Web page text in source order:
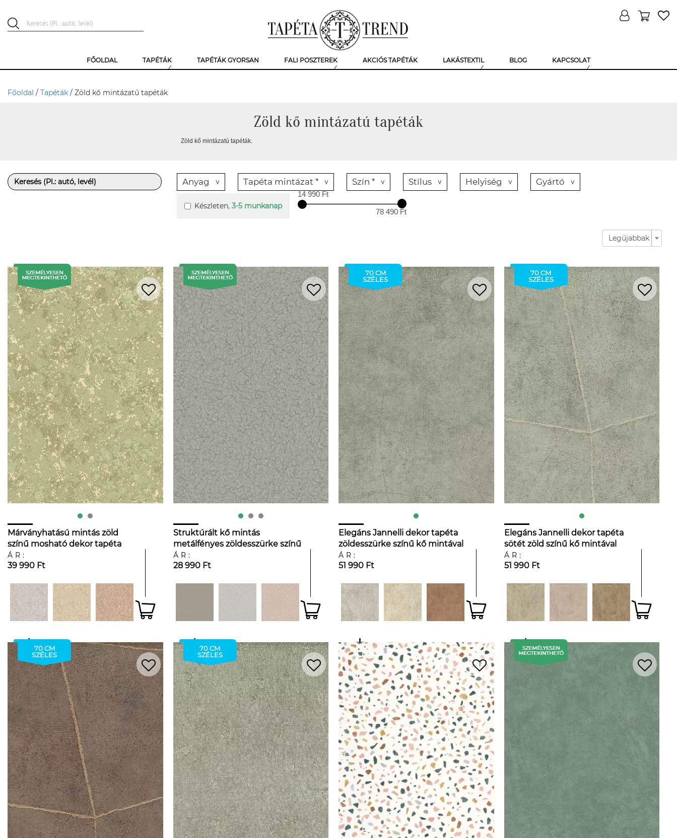
FŐOLDAL TAPÉTÁK TAPÉTÁK GYORSAN FALI POSZTEREK AKCIÓS TAPÉTÁK LAKÁSTEXTIL BLOG KAPCSOLAT
Főoldal / Tapéták / Zöld kő mintázatú tapéták
Zöld kő mintázatú tapéták
Zöld kő mintázatú tapéták.
Anyag Tapéta mintázat * Szín * Stílus Helyiség Gyártó
Készleten, 3-5 munkanap
14 990 Ft
78 490 Ft
Legújabbak
Márványhatású mintás zöld
színű mosható dekor tapéta
ÁR:
39 990 Ft
Struktúrált kő mintás
metálfényes zöldesszürke színű
dekor tapéta
ÁR:
28 990 Ft
70 CM
SZÉLES
Elegáns Jannelli dekor tapéta
zöldesszürke színű kő mintával
ÁR:
51 990 Ft
70 CM
SZÉLES
Elegáns Jannelli dekor tapéta
sötét zöld színű kő mintával
ÁR:
51 990 Ft
70 CM
SZÉLES
70 CM
SZÉLES